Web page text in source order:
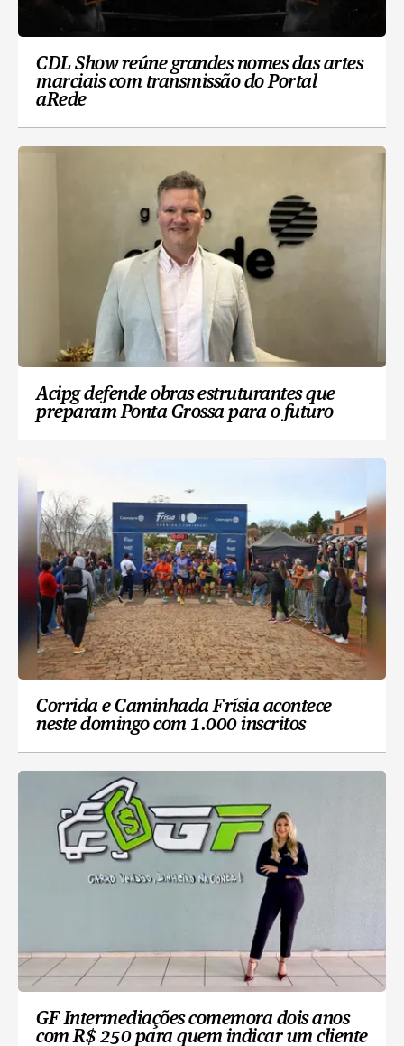
CDL Show reúne grandes nomes das artes
marciais com transmissão do Portal
aRede
Acipg defende obras estruturantes que
preparam Ponta Grossa para o futuro
Corrida e Caminhada Frísia acontece
neste domingo com 1.000 inscritos
GF Intermediações comemora dois anos
com R$ 250 para quem indicar um cliente